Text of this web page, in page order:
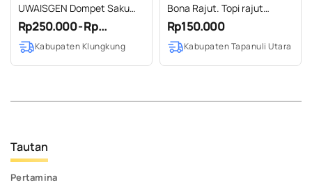
UWAISGEN Dompet Saku
Pria Rangrang Etnik Bali
Handmade
Rp250.000 - Rp...
Kabupaten Klungkung
Bona Rajut. Topi rajut
Handmade
Rp150.000
Kabupaten Tapanuli Utara
Tautan
Pertamina